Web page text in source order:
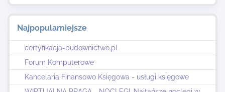
Najpopularniejsze
certyfikacja-budownictwo.pl
Forum Komputerowe
Kancelaria Finansowo Księgowa - usługi księgowe